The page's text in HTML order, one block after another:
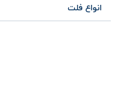
انواع فلت
جعبه 6002